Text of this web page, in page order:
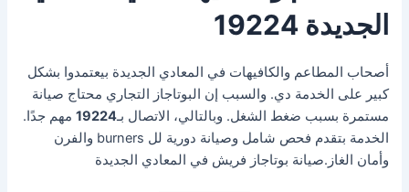
الجديدة 19224
أصحاب المطاعم والكافيهات في المعادي الجديدة بيعتمدوا بشكل
كبير على الخدمة دي. والسبب إن البوتاجاز التجاري محتاج صيانة
مستمرة بسبب ضغط الشغل. وبالتالي، الاتصال بـ19224 مهم جدًا.
الخدمة بتقدم فحص شامل وصيانة دورية لل burners والفرن
وأمان الغاز.صيانة بوتاجاز فريش في المعادي الجديدة